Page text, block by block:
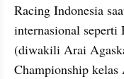
Racing Indonesia
internasional
(diwakili Arai
Championship kelas